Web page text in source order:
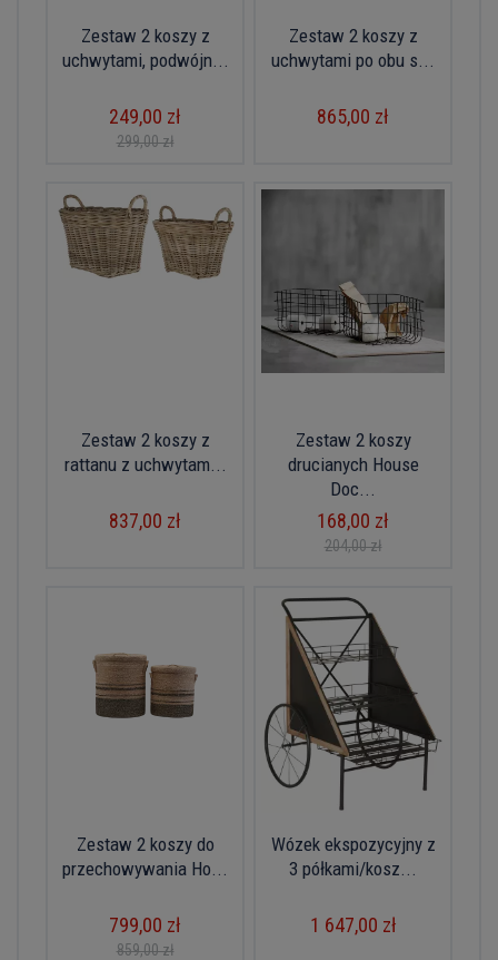
Zestaw 2 koszy z
uchwytami, podwójn...
249,00 zł
299,00 zł
Zestaw 2 koszy z
uchwytami po obu s...
865,00 zł
Zestaw 2 koszy z
rattanu z uchwytam...
837,00 zł
Zestaw 2 koszy
drucianych House
Doc...
168,00 zł
204,00 zł
Zestaw 2 koszy do
przechowywania Ho...
799,00 zł
859,00 zł
Wózek ekspozycyjny z
3 półkami/kosz...
1 647,00 zł